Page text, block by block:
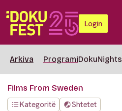
Login
Arkiva ProgramiDokuNights
Films From Sweden
Kategoritë
Shtetet